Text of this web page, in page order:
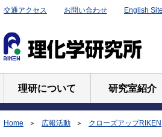
交通アクセス お問い合わせ English Site
理研について 研究室紹介
Home 広報活動 クローズアップRIKEN